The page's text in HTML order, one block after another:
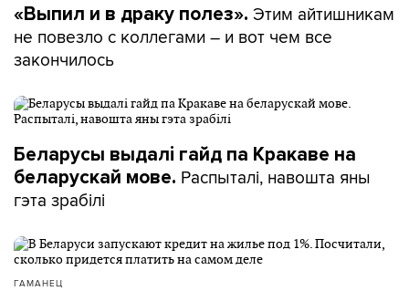
«Выпил и в драку полез». Этим айтишникам
не повезло с коллегами – и вот чем все
закончилось
Беларусы выдалі гайд па Кракаве на
беларускай мове. Распыталі, навошта яны
гэта зрабілі
ГАМАНЕЦ